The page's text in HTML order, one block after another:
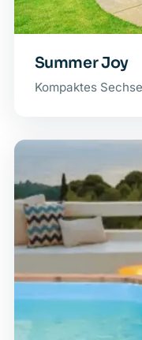
Summer Joy
Kompaktes